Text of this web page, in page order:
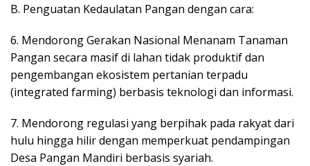
B. Penguatan Kedaulatan Pangan dengan cara:
6. Mendorong Gerakan Nasional Menanam Tanaman
Pangan secara masif di lahan tidak produktif dan
pengembangan ekosistem pertanian terpadu
(integrated farming) berbasis teknologi dan informasi.
7. Mendorong regulasi yang berpihak pada rakyat dari
hulu hingga hilir dengan memperkuat pendampingan
Desa Pangan Mandiri berbasis syariah.